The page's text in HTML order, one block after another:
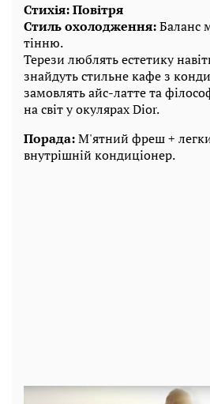
Стихія: Повітря
Стиль охолодження:Баланс
тінню.
Терези люблять естетику
знайдуть стильне кафе з
замовлять айс-латте та
на світ у окулярах Dior.
Порада:М'ятний фреш +
внутрішній кондиціонер.